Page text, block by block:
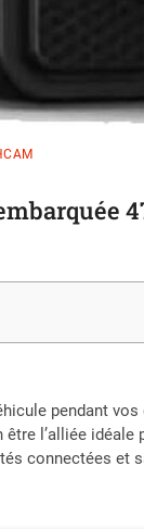
pendant
l’alliée
connectées et